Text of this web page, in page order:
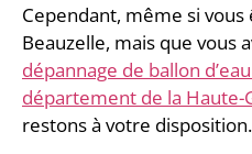
Cependant, même si
Beauzelle, mais que vous
dépannage de ballon
département de la Haute-
restons à votre disposition.